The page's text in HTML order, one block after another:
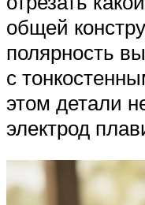
общей
полярность
с
этом детали
электрод